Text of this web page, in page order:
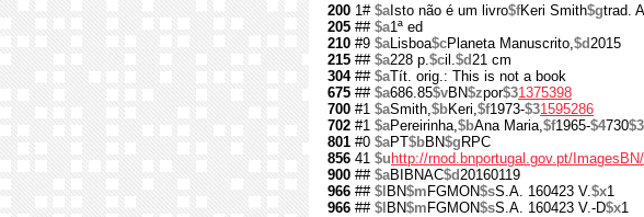
200 1# $aIsto não é um livro$fKeri Smith$gtrad.
205 ## $a1ª ed
210 #9 $aLisboa$cPlaneta Manuscrito,$d2015
215 ## $a228 p.$cil.$d21 cm
304## $aTít. orig.: This is not a book
675 ## $a686.85$vBN$zpor$31375398
700 #1 $aSmith,$bKeri,$f1973-$31595286
702 #1 $aPereirinha,$bAna Maria,$f1965-$4730$3
801 #0 $aPT$bBN$g RPC
856 41 $u http://rnod.bnportugal.gov.pt/
900 ## $aBIBNAC$d20160119
966 ## $l BN$m FGMON$sS.A. 160423 V.$x1
966 ## $l BN$m FGMON$sS.A. 160423 V.-D$x1